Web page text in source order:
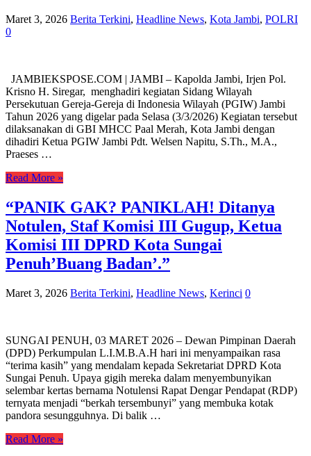
Maret 3, 2026 Berita Terkini, Headline News, Kota Jambi, POLRI
0
JAMBIEKSPOSE.COM | JAMBI – Kapolda Jambi, Irjen Pol.
Krisno H. Siregar, menghadiri kegiatan Sidang Wilayah
Persekutuan Gereja-Gereja di Indonesia Wilayah (PGIW) Jambi
Tahun 2026 yang digelar pada Selasa (3/3/2026) Kegiatan tersebut
dilaksanakan di GBI MHCC Paal Merah, Kota Jambi dengan
dihadiri Ketua PGIW Jambi Pdt. Welsen Napitu, S.Th., M.A.,
Praeses …
Read More »
“PANIK GAK? PANIKLAH! Ditanya
Notulen, Staf Komisi III Gugup, Ketua
Komisi III DPRD Kota Sungai
Penuh’Buang Badan’.”
Maret 3, 2026 Berita Terkini, Headline News, Kerinci 0
SUNGAI PENUH, 03 MARET 2026 – Dewan Pimpinan Daerah
(DPD) Perkumpulan L.I.M.B.A.H hari ini menyampaikan rasa
“terima kasih” yang mendalam kepada Sekretariat DPRD Kota
Sungai Penuh. Upaya gigih mereka dalam menyembunyikan
selembar kertas bernama Notulensi Rapat Dengar Pendapat (RDP)
ternyata menjadi “berkah tersembunyi” yang membuka kotak
pandora sesungguhnya. Di balik …
Read More »